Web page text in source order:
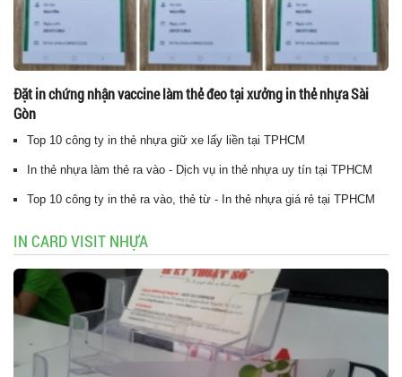
Đặt in chứng nhận vaccine làm thẻ đeo tại xưởng in thẻ nhựa Sài
Gòn
Top 10 công ty in thẻ nhựa giữ xe lấy liền tại TPHCM
In thẻ nhựa làm thẻ ra vào - Dịch vụ in thẻ nhựa uy tín tại TPHCM
Top 10 công ty in thẻ ra vào, thẻ từ - In thẻ nhựa giá rẻ tại TPHCM
IN CARD VISIT NHỰA